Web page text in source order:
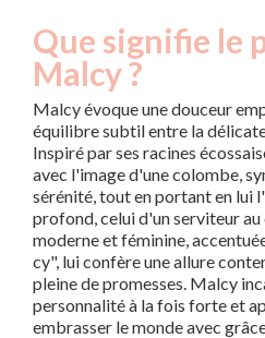
Que signifie le
Malcy ?
Malcy évoque une douceur
équilibre subtil entre la
Inspiré par ses racines
avec l'image d'une colombe,
sérénité, tout en portant en lui
profond, celui d'un serviteur
moderne et féminine,
cy", lui confère une allure
pleine de promesses. Malcy
personnalité à la fois forte et
embrasser le monde avec